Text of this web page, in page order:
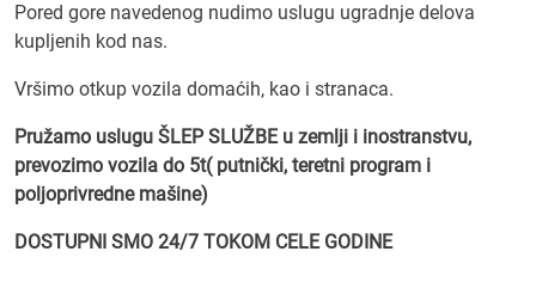
Pored gore navedenog nudimo uslugu ugradnje delova
kupljenih kod nas.
Vršimo otkup vozila domaćih, kao i stranaca.
Pružamo uslugu ŠLEP SLUŽBE u zemlji i inostranstvu,
prevozimo vozila do 5t( putnički, teretni program i
poljoprivredne mašine)
DOSTUPNI SMO 24/7 TOKOM CELE GODINE